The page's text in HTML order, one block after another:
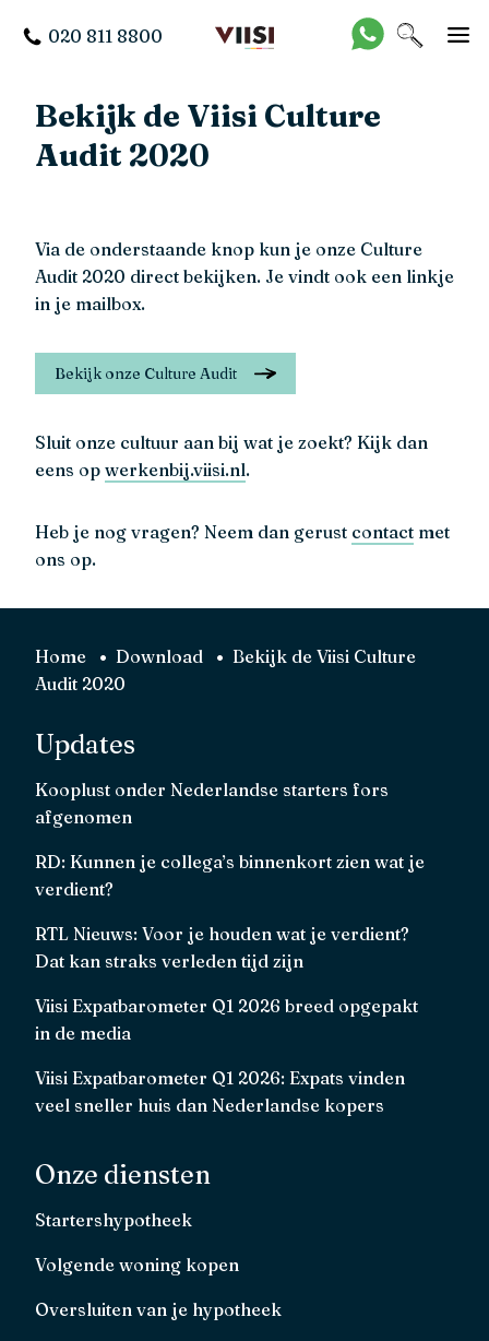
020 811 8800
Bekijk de Viisi Culture
Audit 2020
Via de onderstaande knop kun je onze Culture
Audit 2020 direct bekijken. Je vindt ook een linkje
in je mailbox.
Bekijk onze Culture Audit
Sluit onze cultuur aan bij wat je zoekt? Kijk dan
eens op werkenbij.viisi.nl.
Heb je nog vragen? Neem dan gerust contact met
ons op.
Home Download
Bekijk de Viisi Culture
Audit 2020
Updates
Kooplust onder Nederlandse starters fors
afgenomen
RD: Kunnen je collega’s binnenkort zien wat je
verdient?
RTL Nieuws: Voor je houden wat je verdient?
Dat kan straks verleden tijd zijn
Viisi Expatbarometer Q1 2026 breed opgepakt
in de media
Viisi Expatbarometer Q1 2026: Expats vinden
veel sneller huis dan Nederlandse kopers
Onze diensten
Startershypotheek
Volgende woning kopen
Oversluiten van je hypotheek